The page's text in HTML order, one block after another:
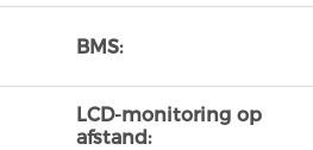
BMS:
LCD-monitoring op
afstand: